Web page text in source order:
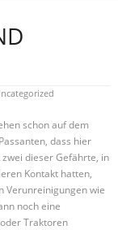
schon auf dem
dass hier
dieser Gefährte, in
Kontakt hatten,
Verunreinigungen wie
noch eine
Traktoren